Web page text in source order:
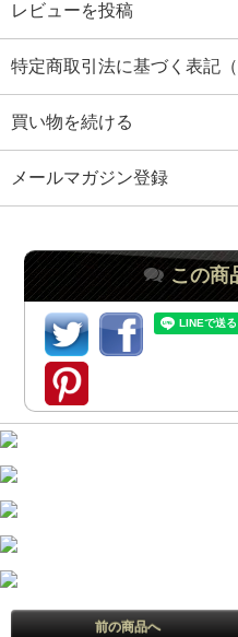
レビューを投稿
特定商取引法に基づく表記（
買い物を続ける
メールマガジン登録
この商
前の商品へ